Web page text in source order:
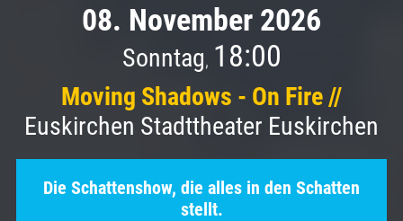
08. November 2026
Sonntag, 18:00
Moving Shadows - On Fire //
Euskirchen Stadttheater Euskirchen
Die Schattenshow, die alles in den Schatten
stellt.